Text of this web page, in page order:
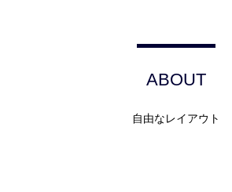
ABOUT
自由なレイアウト